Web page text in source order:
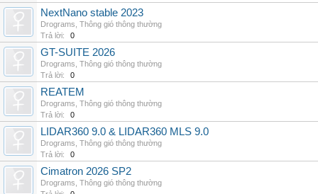
NextNano stable 2023
Drograms Thông gió thông thường
Trả lời:
0
GT-SUITE 2026
Drograms Thông gió thông thường
Trả lời:
0
REATEM
Drograms Thông gió thông thường
Trả lời:
0
LIDAR360 9.0 & LIDAR360 MLS 9.0
Drograms Thông gió thông thường
Trả lời:
0
Cimatron 2026 SP2
Drograms Thông gió thông thường